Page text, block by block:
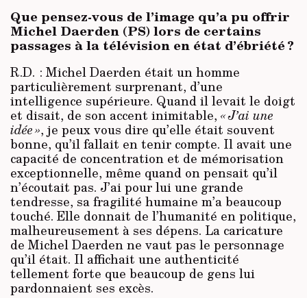
Que pensez-vous de l’image qu’a pu offrir
Michel Daerden (PS) lors de certains
passages à la télévision en état d’ébriété ?
R.D. : Michel Daerden était un homme
particulièrement surprenant, d’une
intelligence supérieure. Quand il levait le doigt
et disait, de son accent inimitable, « J’ai une
idée », je peux vous dire qu’elle était souvent
bonne, qu’il fallait en tenir compte. Il avait une
capacité de concentration et de mémorisation
exceptionnelle, même quand on pensait qu’il
n’écoutait pas. J’ai pour lui une grande
tendresse, sa fragilité humaine m’a beaucoup
touché. Elle donnait de l’humanité en politique,
malheureusement à ses dépens. La caricature
de Michel Daerden ne vaut pas le personnage
qu’il était. Il affichait une authenticité
tellement forte que beaucoup de gens lui
pardonnaient ses excès.